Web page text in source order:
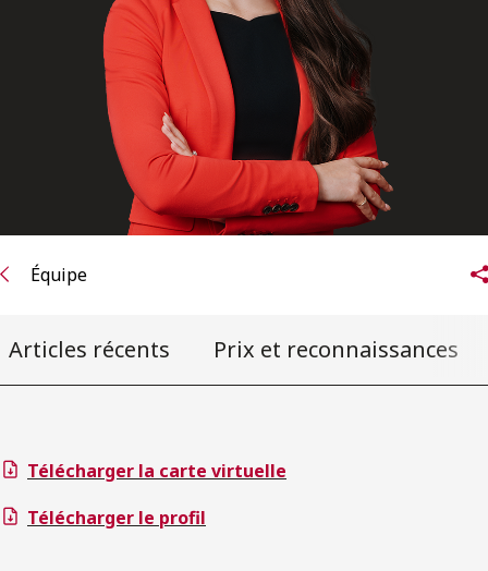
Équipe
Articles récents Prix et reconnaissances
Télécharger la carte virtuelle
Télécharger le profil